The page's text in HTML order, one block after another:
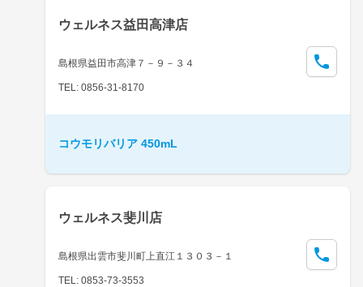
ウェルネス益田高津店
島根県益田市高津７－９－３４
TEL: 0856-31-8170
コウモリバリア 450mL
ウェルネス斐川店
島根県出雲市斐川町上直江１３０３－１
TEL: 0853-73-3553